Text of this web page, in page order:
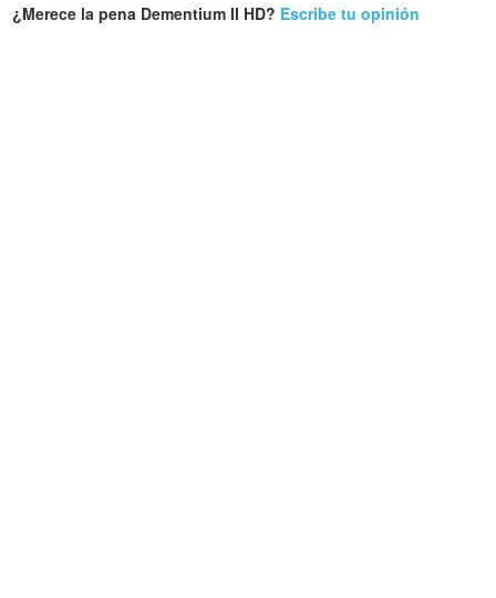
¿Merece la pena Dementium II HD? Escribe tu opinión